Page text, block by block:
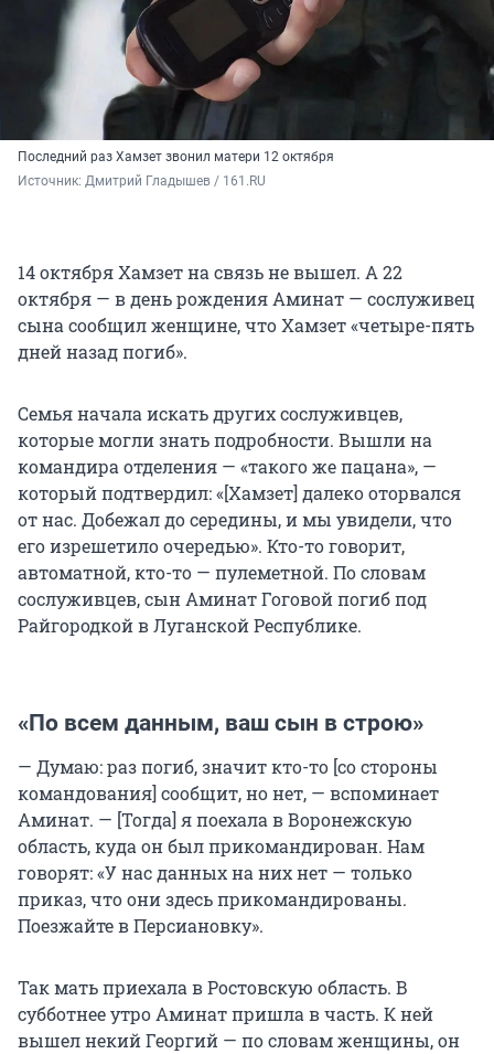
Последний раз Хамзет звонил матери 12 октября
Источник: Дмитрий Гладышев / 161.RU
14 октября Хамзет на связь не вышел. А 22
октября — в день рождения Аминат — сослуживец
сына сообщил женщине, что Хамзет «четыре-пять
дней назад погиб».
Семья начала искать других сослуживцев,
которые могли знать подробности. Вышли на
командира отделения — «такого же пацана», —
который подтвердил: «[Хамзет] далеко оторвался
от нас. Добежал до середины, и мы увидели, что
его изрешетило очередью». Кто-то говорит,
автоматной, кто-то — пулеметной. По словам
сослуживцев, сын Аминат Гоговой погиб под
Райгородкой в Луганской Республике.
«По всем данным, ваш сын в строю»
— Думаю: раз погиб, значит кто-то [со стороны
командования] сообщит, но нет, — вспоминает
Аминат. — [Тогда] я поехала в Воронежскую
область, куда он был прикомандирован. Нам
говорят: «У нас данных на них нет — только
приказ, что они здесь прикомандированы.
Поезжайте в Персиановку».
Так мать приехала в Ростовскую область. В
субботнее утро Аминат пришла в часть. К ней
вышел некий Георгий — по словам женщины, он